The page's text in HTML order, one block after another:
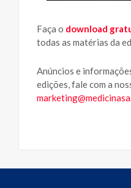
Faça o download
todas as matérias da
Anúncios e
edições, fale com a